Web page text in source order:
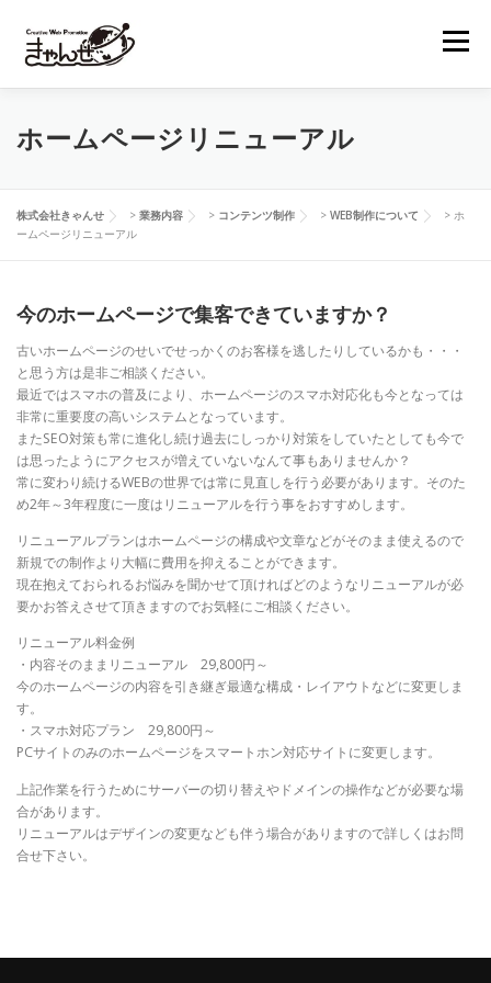
メニュー
業務内容 制作実績 経営理念 会社概要
お問い合わせ
ホームページリニューアル
株式会社きゃんせ > 業務内容 > コンテンツ制作 > WEB制作について > ホ
ームページリニューアル
今のホームページで集客できていますか？
古いホームページのせいでせっかくのお客様を逃したりしているかも・・・
と思う方は是非ご相談ください。
最近ではスマホの普及により、ホームページのスマホ対応化も今となっては
非常に重要度の高いシステムとなっています。
またSEO対策も常に進化し続け過去にしっかり対策をしていたとしても今で
は思ったようにアクセスが増えていないなんて事もありませんか？
常に変わり続けるWEBの世界では常に見直しを行う必要があります。そのた
め2年～3年程度に一度はリニューアルを行う事をおすすめします。
リニューアルプランはホームページの構成や文章などがそのまま使えるので
新規での制作より大幅に費用を抑えることができます。
現在抱えておられるお悩みを聞かせて頂ければどのようなリニューアルが必
要かお答えさせて頂きますのでお気軽にご相談ください。
リニューアル料金例
・内容そのままリニューアル 29,800円～
今のホームページの内容を引き継ぎ最適な構成・レイアウトなどに変更しま
す。
・スマホ対応プラン 29,800円～
PCサイトのみのホームページをスマートホン対応サイトに変更します。
上記作業を行うためにサーバーの切り替えやドメインの操作などが必要な場
合があります。
リニューアルはデザインの変更なども伴う場合がありますので詳しくはお問
合せ下さい。